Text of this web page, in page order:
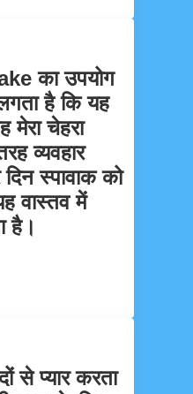
का उपयोग
है कि यह
चेहरा
व्यवहार
स्पावाक को
वास्तव में
है।
से प्यार करता